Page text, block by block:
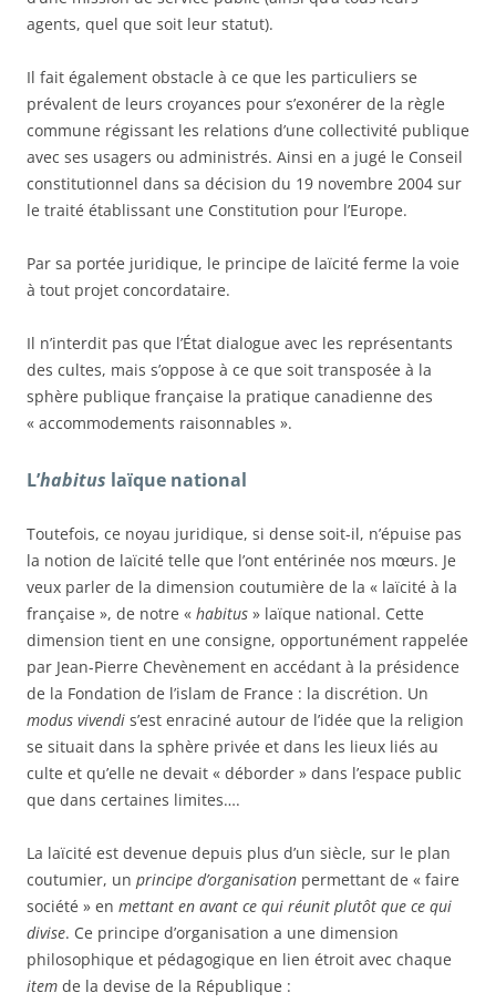
agents, quel que soit leur statut).
Il fait également obstacle à ce que les particuliers se
prévalent de leurs croyances pour s’exonérer de la règle
commune régissant les relations d’une collectivité publique
avec ses usagers ou administrés. Ainsi en a jugé le Conseil
constitutionnel dans sa décision du 19 novembre 2004 sur
le traité établissant une Constitution pour l’Europe.
Par sa portée juridique, le principe de laïcité ferme la voie
à tout projet concordataire.
Il n’interdit pas que l’État dialogue avec les représentants
des cultes, mais s’oppose à ce que soit transposée à la
sphère publique française la pratique canadienne des
« accommodements raisonnables ».
L’habitus laïque national
Toutefois, ce noyau juridique, si dense soit-il, n’épuise pas
la notion de laïcité telle que l’ont entérinée nos mœurs. Je
veux parler de la dimension coutumière de la « laïcité à la
française », de notre « habitus » laïque national. Cette
dimension tient en une consigne, opportunément rappelée
par Jean-Pierre Chevènement en accédant à la présidence
de la Fondation de l’islam de France : la discrétion. Un
modus vivendi s’est enraciné autour de l’idée que la religion
se situait dans la sphère privée et dans les lieux liés au
culte et qu’elle ne devait « déborder » dans l’espace public
que dans certaines limites….
La laïcité est devenue depuis plus d’un siècle, sur le plan
coutumier, un principe d’organisation permettant de « faire
société » en mettant en avant ce qui réunit plutôt que ce qui
divise. Ce principe d’organisation a une dimension
philosophique et pédagogique en lien étroit avec chaque
item de la devise de la République :